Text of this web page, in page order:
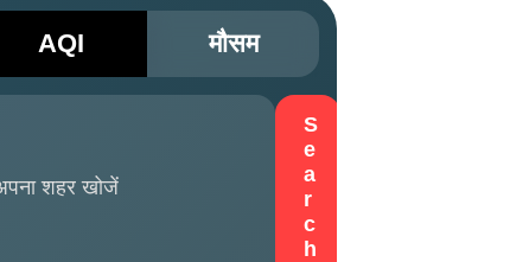
AQI मौसम
S
e
a
r
c
h